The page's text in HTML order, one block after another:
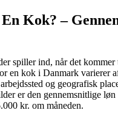
Kok? –
spiller ind, når det
en kok i Danmark varierer
og geografisk
er den gennemsnitlige
kr. om måneden.